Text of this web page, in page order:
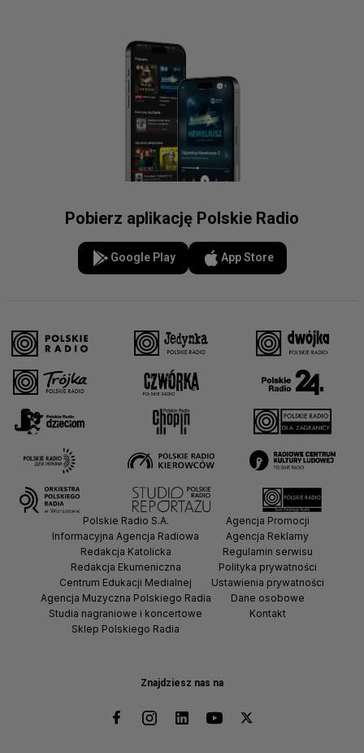
Pobierz aplikację Polskie Radio
Google Play App Store
Znajdziesz nas na
Polskie Radio S.A.
Informacyjna Agencja Radiowa
Redakcja Katolicka
Redakcja Ekumeniczna
Centrum Edukacji Medialnej
Agencja Muzyczna Polskiego Radia
Studia nagraniowe i koncertowe
Sklep Polskiego Radia
Agencja Promocji
Agencja Reklamy
Regulamin serwisu
Polityka prywatności
Ustawienia prywatności
Dane osobowe
Kontakt